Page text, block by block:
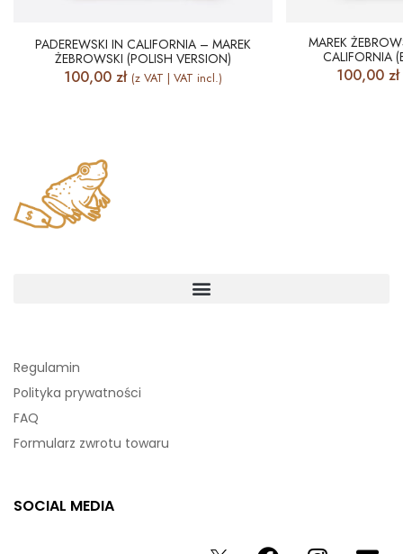
PADEREWSKI IN CALIFORNIA – MAREK
ŻEBROWSKI (POLISH VERSION)
100,00 zł (z VAT | VAT incl.)
MAREK
CALIFORNIA
100,00 zł
Regulamin
Polityka prywatności
FAQ
Formularz zwrotu towaru
SOCIAL MEDIA